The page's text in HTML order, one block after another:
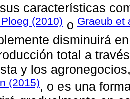
características
(2010) o Graeub et
disminuirá
total a
y los
(2015), o es una